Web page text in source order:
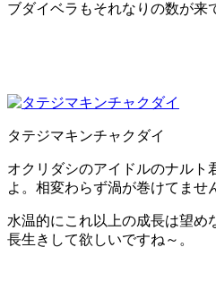
ブダイベラもそれなりの数が来
タテジマキンチャクダイ
オクリダシのアイドルのナルト
よ。相変わらず渦が巻けてませ
水温的にこれ以上の成長は望め
長生きして欲しいですね～。